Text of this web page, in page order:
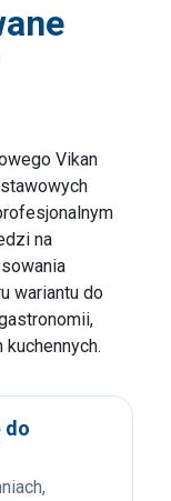
Vikan
na
wariantu do
do